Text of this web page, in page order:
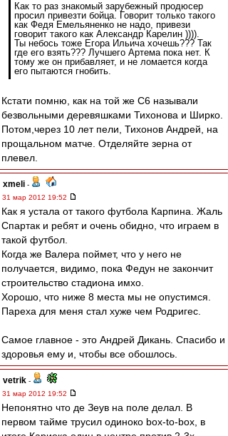
Как то раз знакомый зарубежный продюсер
просил привезти бойца. Говорит только такого
как Федя Емельяненко не надо, привези
говорит такого как Александр Карелин )))).
Ты небось тоже Егора Ильича хочешь??? Так
где его взять??? Лучшего Артема пока нет. К
тому же он прибавляет, и не ломается когда
его пытаются гнобить.
Кстати помню, как на той же С6 называли
безвольными деревяшками Тихонова и Ширко.
Потом,через 10 лет пели, Тихонов Андрей, на
прощальном матче. Отделяйте зерна от
плевел.
xmeli -
31 мар 2012 19:52
Как я устала от такого футбола Карпина. Жаль
Спартак и ребят и очень обидно, что играем в
такой футбол.
Когда же Валера поймет, что у него не
получается, видимо, пока Федун не закончит
строительство стадиона имхо.
Хорошо, что ниже 8 места мы не опустимся.
Пареха для меня стал хуже чем Родригес.
Самое главное - это Андрей Дикань. Спасибо и
здоровья ему и, чтобы все обошлось.
vetrik -
31 мар 2012 19:52
Непонятно что де Зеув на поле делал. В
первом тайме трусил одиноко box-to-box, в